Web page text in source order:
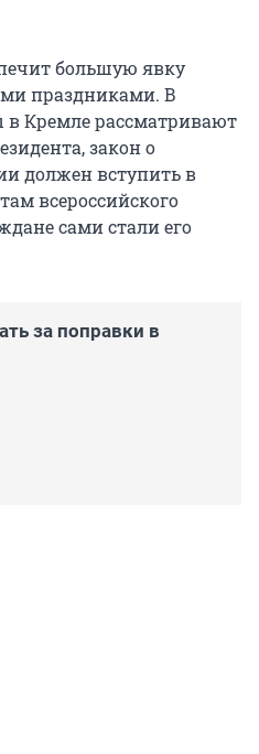
большую явку
праздниками. В
в Кремле рассматривают
закон о
должен вступить в
всероссийского
сами стали его
за поправки в